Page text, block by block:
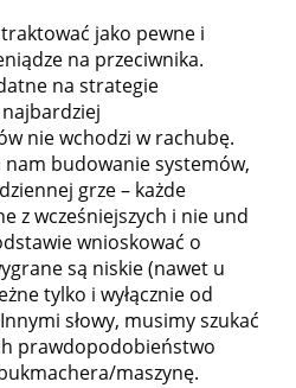
jako pewne i
na przeciwnika.
na strategie
nie wchodzi w rachubę.
budowanie systemów,
grze – każde
z wcześniejszych i nie und
wnioskować o
są niskie (nawet u
tylko i wyłącznie od
słowy, musimy szukać
prawdopodobieństwo
maszynę.